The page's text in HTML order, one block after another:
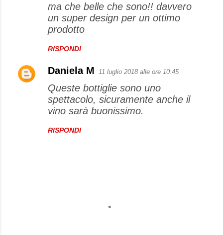
ma che belle che sono!! davvero
un super design per un ottimo
prodotto
RISPONDI
Daniela M 11 luglio 2018 alle ore 10:45
Queste bottiglie sono uno
spettacolo, sicuramente anche il
vino sarà buonissimo.
RISPONDI